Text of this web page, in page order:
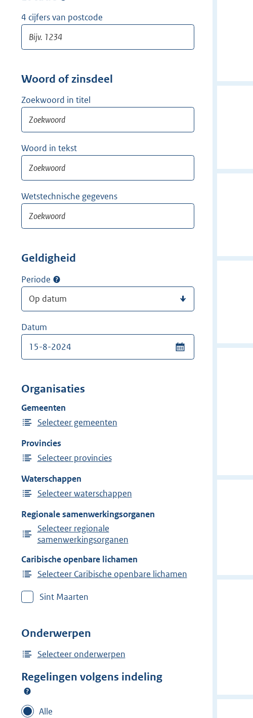
i
4 cijfers van postcode
Woord of zinsdeel
Zoekwoord in titel
Woord in tekst
Wetstechnische gegevens
Geldigheid
Periode
Datum
Organisaties
Gemeenten
Selecteer gemeenten
Provincies
Selecteer provincies
Waterschappen
Selecteer waterschappen
Regionale samenwerkingsorganen
Selecteer regionale
samenwerkingsorganen
Caribische openbare lichamen
Selecteer Caribische openbare lichamen
Sint Maarten
Onderwerpen
Selecteer onderwerpen
Regelingen volgens indeling
Alle